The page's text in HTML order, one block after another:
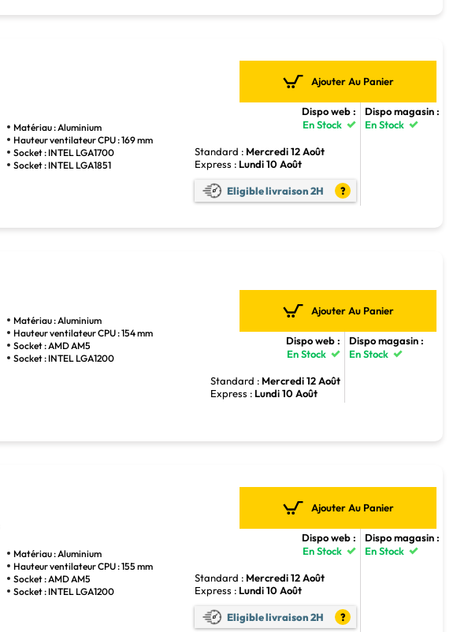
Matériau : Aluminium
Hauteur ventilateur CPU : 169 mm
Socket : INTEL LGA1700
Socket : INTEL LGA1851
Ajouter Au Panier
Dispo web :
En Stock
Standard : Mercredi 12 Août
Express : Lundi 10 Août
Eligible livraison 2H ?
Dispo magasin :
En Stock
Matériau : Aluminium
Hauteur ventilateur CPU : 154 mm
Socket : AMD AM5
Socket : INTEL LGA1200
Ajouter Au Panier
Dispo web :
En Stock
Standard : Mercredi 12 Août
Express : Lundi 10 Août
Dispo magasin :
En Stock
Matériau : Aluminium
Hauteur ventilateur CPU : 155 mm
Socket : AMD AM5
Socket : INTEL LGA1200
Ajouter Au Panier
Dispo web :
En Stock
Standard : Mercredi 12 Août
Express : Lundi 10 Août
Eligible livraison 2H ?
Dispo magasin :
En Stock